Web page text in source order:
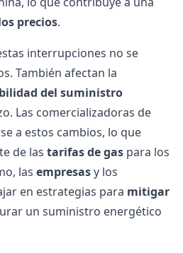
precios.
interrupciones no se
También afectan la
del suministro
Las comercializadoras de
a estos cambios, lo que
de las tarifas de gas para los
las empresasy los
en estrategias para mitigar
un suministro energético